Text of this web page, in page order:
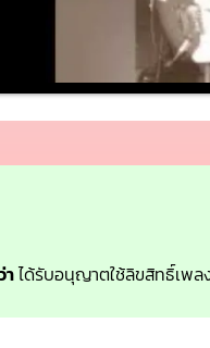
ได้รับอนุญาตใช้ลิขสิทธิ์เพล